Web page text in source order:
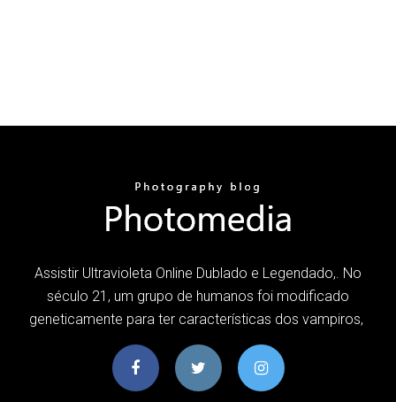
Assistir Ultravioleta Online Dublado e Legendado,. No
século 21, um grupo de humanos foi modificado
geneticamente para ter características dos vampiros,